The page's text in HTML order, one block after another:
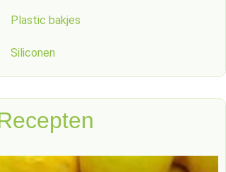
Plastic bakjes
Siliconen